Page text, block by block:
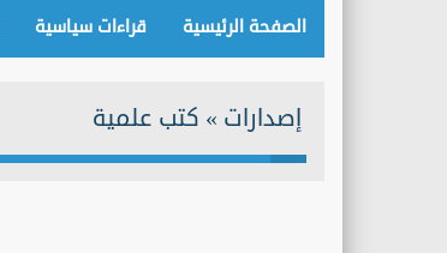
الصفحة الرئيسية قراءات سياسية
إصدارات » كتب علمية